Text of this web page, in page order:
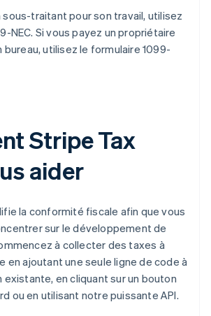
sous-traitant pour son travail, utilisez
NEC. Si vous payez un propriétaire
bureau, utilisez le formulaire 1099-
Stripe Tax
aider
la conformité fiscale afin que vous
sur le développement de
à collecter des taxes à
en ajoutant une seule ligne de code à
en cliquant sur un bouton
ou en utilisant notre puissante API.